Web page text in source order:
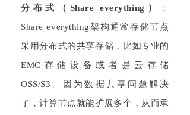
分布式（ Share everything ）
：
Share everything架构通常存储节点
采用分布式的共享存储，比如专业的
EMC 存储设备或者是云存储
OSS/S3 。因为数据共享问题解决
了，计算节点就能扩展多个，从而承